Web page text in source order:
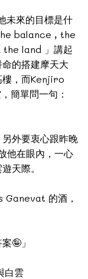
未來的目標是什
balance , the
land 」講起
的搭建摩天大
樓，而Kenjiro
簡單問一句：
外要衷心跟昨晚
他在眼內，一心
天際。
Ganevat 的酒，
🤪」
白雲